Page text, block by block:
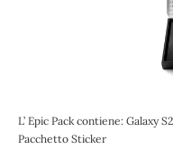
L’ Epic Pack contiene: Galaxy
Pacchetto Sticker